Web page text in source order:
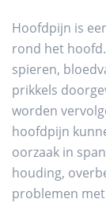
Hoofdpijn is
rond het
spieren,
prikkels
worden
hoofdpijn
oorzaak in
houding,
problemen